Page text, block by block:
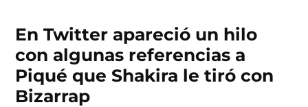
En Twitter apareció un hilo
con algunas referencias a
Piqué que Shakira le tiró con
Bizarrap